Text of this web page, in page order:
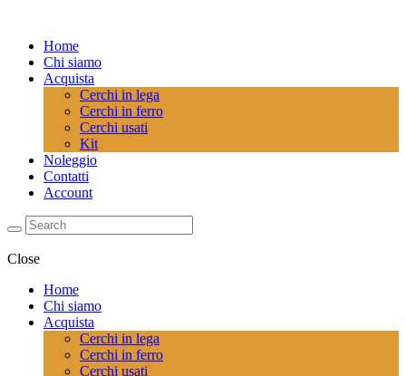
Home
Chi siamo
Acquista
Cerchi in lega
Cerchi in ferro
Cerchi usati
Kit
Noleggio
Contatti
Account
Close
Home
Chi siamo
Acquista
Cerchi in lega
Cerchi in ferro
Cerchi usati